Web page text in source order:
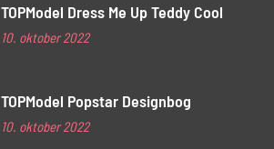
TOPModel Dress Me Up Teddy Cool
10. oktober 2022
TOPModel Popstar Designbog
10. oktober 2022